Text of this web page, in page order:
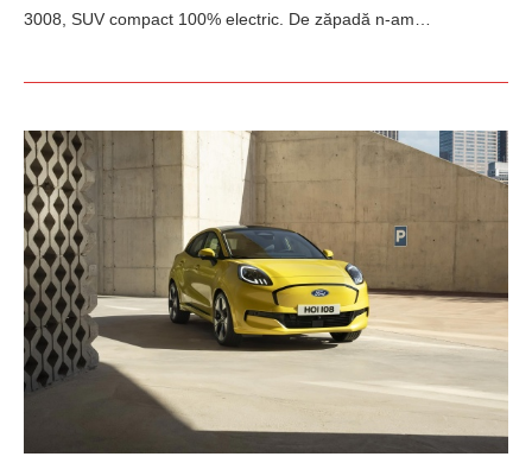
3008, SUV compact 100% electric. De zăpadă n-am…